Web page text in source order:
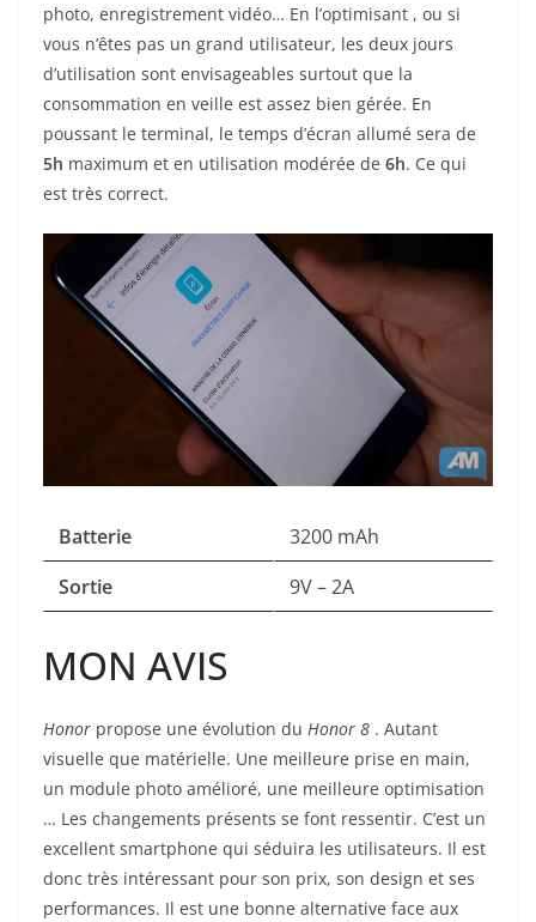
photo, enregistrement vidéo… En l’optimisant , ou si
vous n’êtes pas un grand utilisateur, les deux jours
d’utilisation sont envisageables surtout que la
consommation en veille est assez bien gérée. En
poussant le terminal, le temps d’écran allumé sera de
5h maximum et en utilisation modérée de 6h. Ce qui
est très correct.
Batterie
3200 mAh
Sortie
9V – 2A
MON AVIS
Honor propose une évolution du Honor 8 . Autant
visuelle que matérielle. Une meilleure prise en main,
un module photo amélioré, une meilleure optimisation
… Les changements présents se font ressentir. C’est un
excellent smartphone qui séduira les utilisateurs. Il est
donc très intéressant pour son prix, son design et ses
performances. Il est une bonne alternative face aux